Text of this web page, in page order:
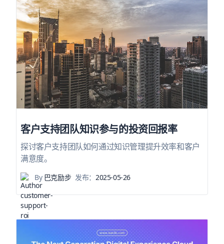
客户支持团队知识参与的投资回报率
探讨客户支持团队如何通过知识管理提升效率和客户
满意度。
By巴克励步 发布：2025-05-26